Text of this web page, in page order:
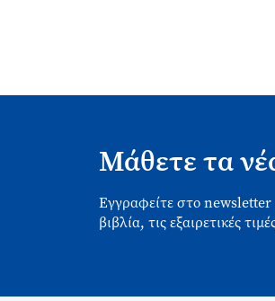
Μάθετε τα
Εγγραφείτε στο newsletter
βιβλία, τις εξαιρετικές